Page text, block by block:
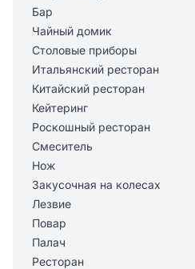
Бар
Чайный домик
Столовые приборы
Итальянский ресторан
Китайский ресторан
Кейтеринг
Роскошный ресторан
Смеситель
Нож
Закусочная на колесах
Лезвие
Повар
Палач
Ресторан